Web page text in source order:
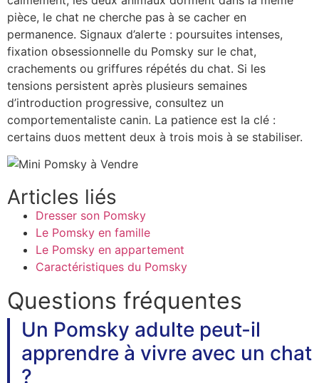
pièce, le chat ne cherche pas à se cacher en
permanence. Signaux d’alerte : poursuites intenses,
fixation obsessionnelle du Pomsky sur le chat,
crachements ou griffures répétés du chat. Si les
tensions persistent après plusieurs semaines
d’introduction progressive, consultez un
comportementaliste canin. La patience est la clé :
certains duos mettent deux à trois mois à se stabiliser.
Articles liés
Dresser son Pomsky
Le Pomsky en famille
Le Pomsky en appartement
Caractéristiques du Pomsky
Questions fréquentes
Un Pomsky adulte peut-il
apprendre à vivre avec un chat
?